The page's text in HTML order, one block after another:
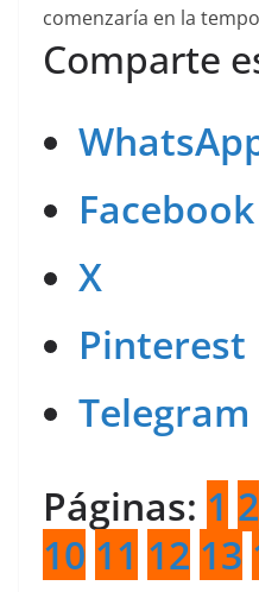
comenzaría en la
Comparte
Facebook
X
Pinterest
Telegram
Páginas: 1 2
10 11 12 13